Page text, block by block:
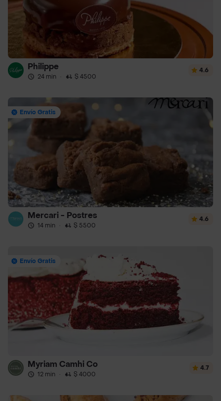
Philippe
24 min · $ 4500
4.6
Envío Gratis
Mercari - Postres
14 min · $ 5500
4.6
Envío Gratis
Myriam Camhi Co
12 min · $ 4000
4.7